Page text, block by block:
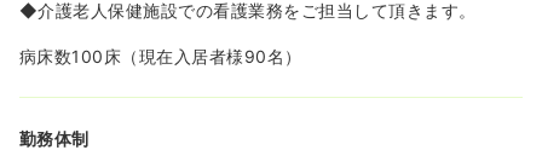
◆介護老人保健施設での看護業務をご担当して頂きます。
病床数100床（現在入居者様90名）
勤務体制